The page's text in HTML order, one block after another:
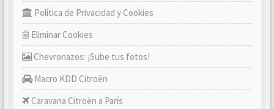
Política de Privacidad y Cookies
Eliminar Cookies
Chevronazos: ¡Sube tus fotos!
Macro KDD Citroën
Caravana Citroën a París